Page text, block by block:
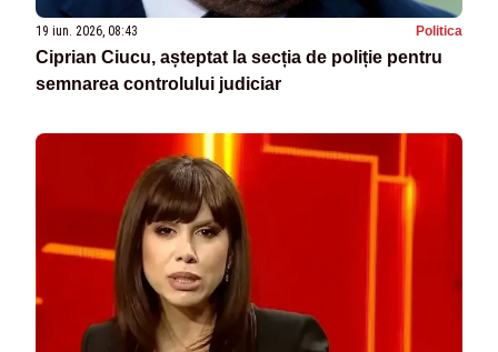
19 iun. 2026, 08:43 Politica
Ciprian Ciucu, așteptat la secția de poliție pentru
semnarea controlului judiciar